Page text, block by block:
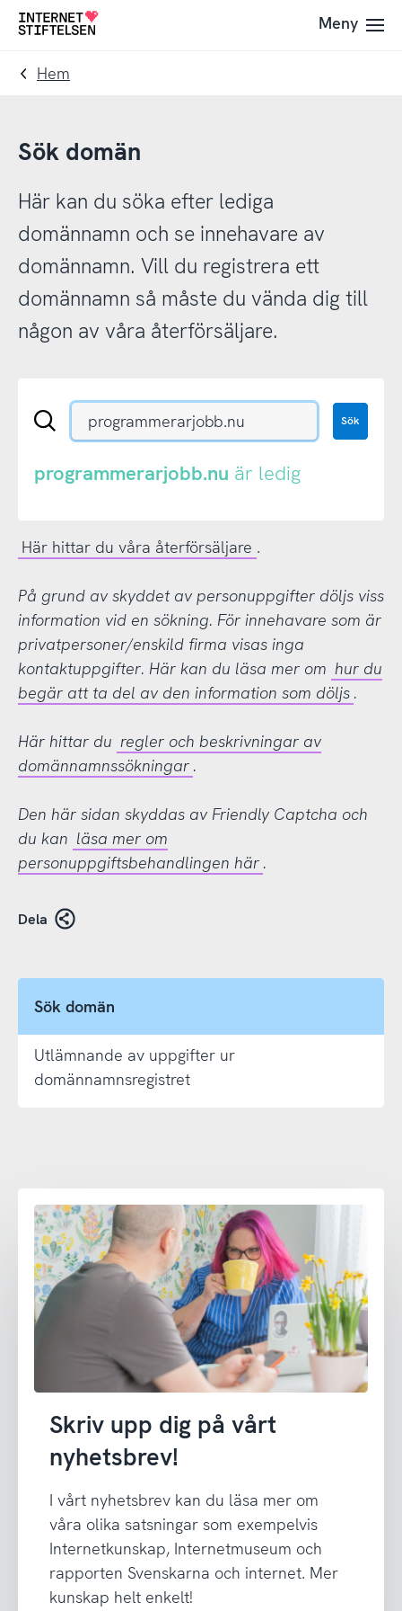
Till
navigering
Till
innehåll
Till
Meny
Hem
Sök domän
Här kan du söka efter lediga
domännamn och se innehavare av
domännamn. Vill du registrera ett
domännamn så måste du vända dig till
någon av våra återförsäljare.
Sök
eller
.nu-
Sök
programmerarjobb.nu är ledig
Här hittar du våra återförsäljare .
På grund av skyddet av personuppgifter döljs viss
information vid en sökning. För innehavare som är
privatpersoner/enskild firma visas inga
kontaktuppgifter. Här kan du läsa mer om hur du
begär att ta del av den information som döljs .
Här hittar du regler och beskrivningar av
domännamnssökningar .
Den här sidan skyddas av Friendly Captcha och
du kan läsa mer om
personuppgiftsbehandlingen här .
Dela
Sök domän
Utlämnande av uppgifter ur
domännamnsregistret
Skriv upp dig på vårt
nyhetsbrev!
I vårt nyhetsbrev kan du läsa mer om
våra olika satsningar som exempelvis
Internetkunskap, Internetmuseum och
rapporten Svenskarna och internet. Mer
kunskap helt enkelt!